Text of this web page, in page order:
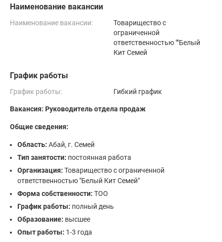
Наименование вакансии
Наименование вакансии:
Товарищество с
ограниченной
ответственностью ""Белый
Кит Семей
График работы
График работы: Гибкий график
Вакансия: Руководитель отдела продаж
Общие сведения:
Область: Абай, г. Семей
Тип занятости: постоянная работа
Организация: Товарищество с ограниченной
ответственностью "Белый Кит Семей"
Форма собственности: ТОО
График работы: полный день
Образование: высшее
Опыт работы: 1-3 года